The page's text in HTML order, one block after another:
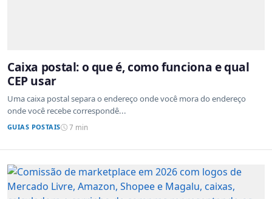
Caixa postal: o que é, como funciona e qual
CEP usar
Uma caixa postal separa o endereço onde você mora do endereço
onde você recebe correspondê...
GUIAS POSTAIS 7 min